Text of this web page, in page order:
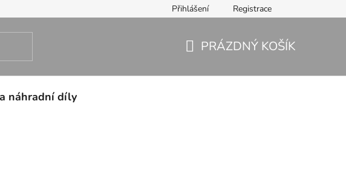
Přihlášení Registrace
PRÁZDNÝ KOŠÍK
náhradní díly